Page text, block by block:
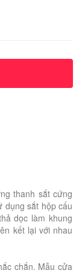
thanh sắt cứng
dụng sắt hộp cấu
dọc làm khung
kết lại với nhau
chắn. Mẫu cửa